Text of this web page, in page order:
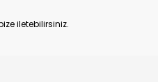
iletebilirsiniz.